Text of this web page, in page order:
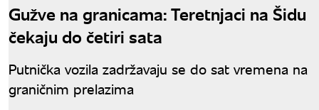
Gužve na granicama: Teretnjaci na Šidu
čekaju do četiri sata
Putnička vozila zadržavaju se do sat vremena na
graničnim prelazima